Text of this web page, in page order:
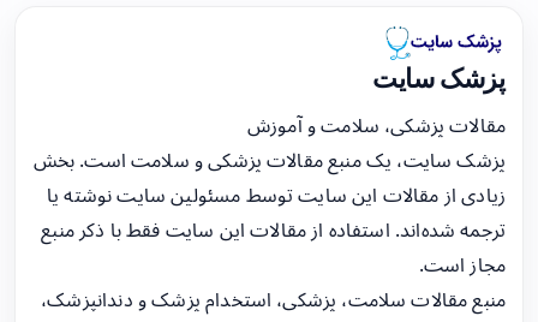
پزشک سایت
مقالات پزشکی، سلامت و آموزش
پزشک سایت، یک منبع مقالات پزشکی و سلامت است. بخش
زیادی از مقالات این سایت توسط مسئولین سایت نوشته یا
ترجمه شده‌اند. استفاده از مقالات این سایت فقط با ذکر منبع
مجاز است.
منبع مقالات سلامت، پزشکی، استخدام پزشک و دندانپزشک،